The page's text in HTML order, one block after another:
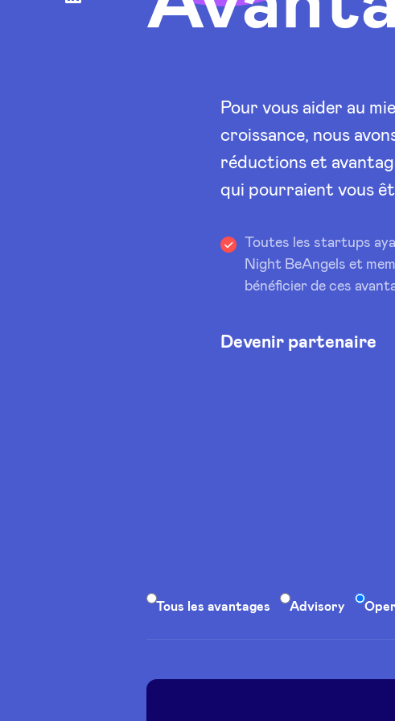
Pour vous aider au
croissance, nous
réductions et
qui pourraient vous
Toutes les startups
Night BeAngels et
bénéficier de ces
Devenir partenaire
Catégorie
Tous les avantages Advisory